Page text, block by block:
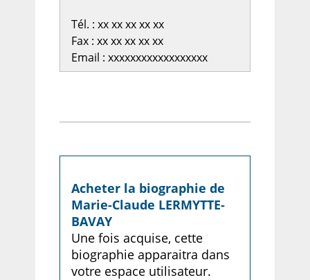
Tél. : xx xx xx xx xx
Fax : xx xx xx xx xx
Email : xxxxxxxxxxxxxxxxxx
Acheter la biographie de
Marie-Claude LERMYTTE-
BAVAY
Une fois acquise, cette
biographie apparaitra dans
votre espace utilisateur.